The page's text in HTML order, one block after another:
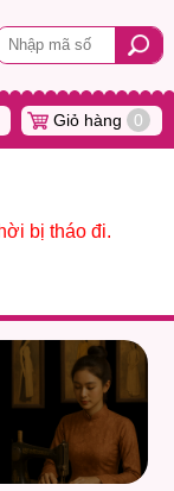
Giỏ hàng 0
bị tháo đi.